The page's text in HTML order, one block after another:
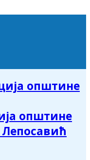
општине